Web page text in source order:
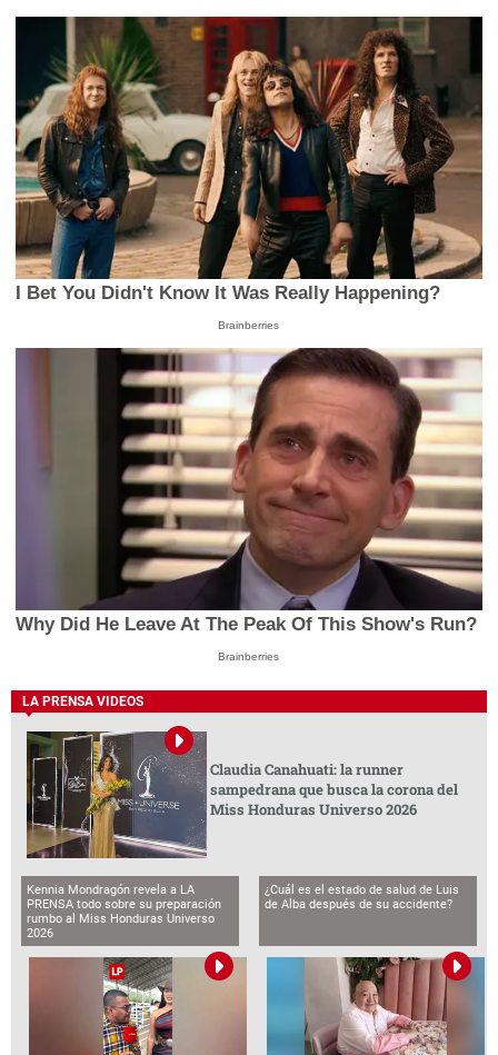
I Bet You Didn't Know It Was Really Happening?
Brainberries
Why Did He Leave At The Peak Of This Show's Run?
Brainberries
LA PRENSA VIDEOS
Claudia Canahuati: la runner
sampedrana que busca la corona del
Miss Honduras Universo 2026
Kennia Mondragón revela a LA
PRENSA todo sobre su preparación
rumbo al Miss Honduras Universo
2026
¿Cuál es el estado de salud de Luis
de Alba después de su accidente?